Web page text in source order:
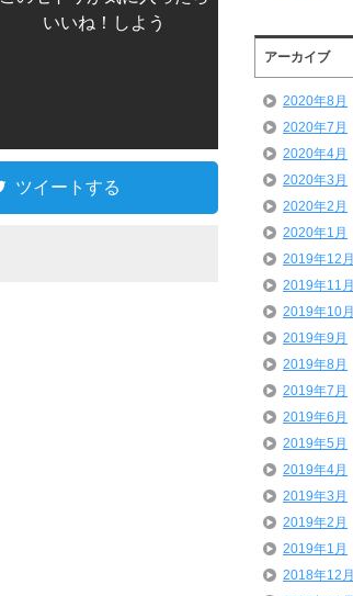
いいね！しよう
ツイートする
アーカイブ
2020年8月
2020年7月
2020年4月
2020年3月
2020年2月
2020年1月
2019年12月
2019年11月
2019年10月
2019年9月
2019年8月
2019年7月
2019年6月
2019年5月
2019年4月
2019年3月
2019年2月
2019年1月
2018年12月